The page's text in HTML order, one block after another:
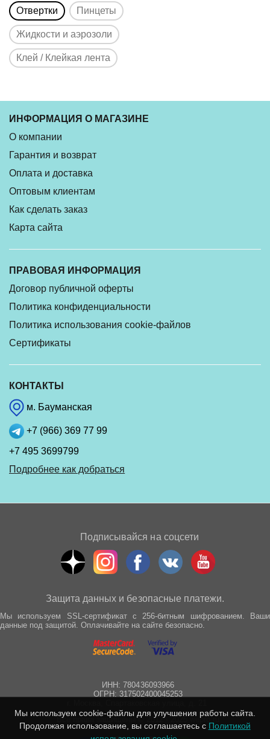
Отвертки Пинцеты
Жидкости и аэрозоли
Клей / Клейкая лента
ИНФОРМАЦИЯ О МАГАЗИНЕ
О компании
Гарантия и возврат
Оплата и доставка
Оптовым клиентам
Как сделать заказ
Карта сайта
ПРАВОВАЯ ИНФОРМАЦИЯ
Договор публичной оферты
Политика конфиденциальности
Политика использования cookie-файлов
Сертификаты
КОНТАКТЫ
м. Бауманская
+7 (966) 369 77 99
+7 495 3699799
Подробнее как добраться
Подписывайся на соцсети
Защита данных и безопасные платежи.
Мы используем SSL-сертификат с 256-битным шифрованием. Ваши
данные под защитой. Оплачивайте на сайте безопасно.
ИНН: 780436093966
ОГРН: 317502400045253
Все права защищены © 2012 - 2025 wepro.ru
Мы используем cookie-файлы для улучшения работы сайта.
Продолжая использование, вы соглашаетесь с Политикой